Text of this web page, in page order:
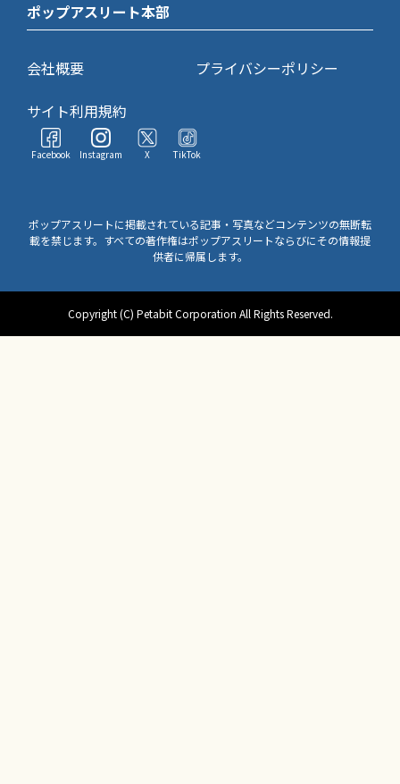
ポップアスリート本部
会社概要
プライバシーポリシー
サイト利用規約
Facebook Instagram X TikTok
ポップアスリートに掲載されている記事・写真などコンテンツの無断転
載を禁じます。すべての著作権はポップアスリートならびにその情報提
供者に帰属します。
Copyright (C) Petabit Corporation All Rights Reserved.